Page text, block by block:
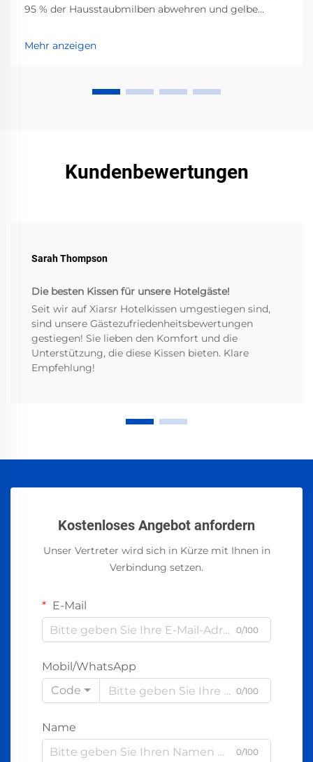
95 % der Hausstaubmilben abwehren und gelbe
Klinisch belegt – verbessern Sie noch heute Ihre
Schlafhygiene.
Mehr anzeigen
Kundenbewertungen
Sarah Thompson
Die besten Kissen für unsere Hotelgäste!
Seit wir auf Xiarsr Hotelkissen umgestiegen sind,
sind unsere Gästezufriedenheitsbewertungen
gestiegen! Sie lieben den Komfort und die
Unterstützung, die diese Kissen bieten. Klare
Empfehlung!
Kostenloses Angebot anfordern
Unser Vertreter wird sich in Kürze mit Ihnen in
Verbindung setzen.
E-Mail
0/100
Mobil/WhatsApp
Code
0/100
Name
0/100